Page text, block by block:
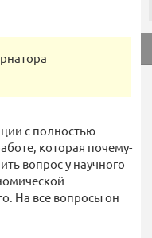
с полностью
которая почему-
вопрос у научного
На все вопросы он